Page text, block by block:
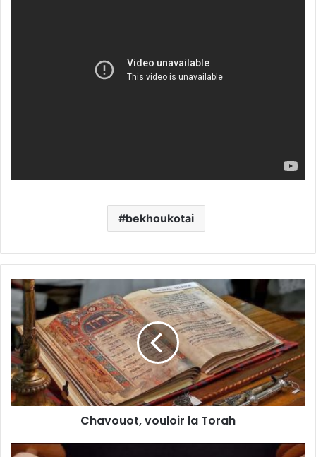
bekhoukotai
Chavouot, vouloir la Torah